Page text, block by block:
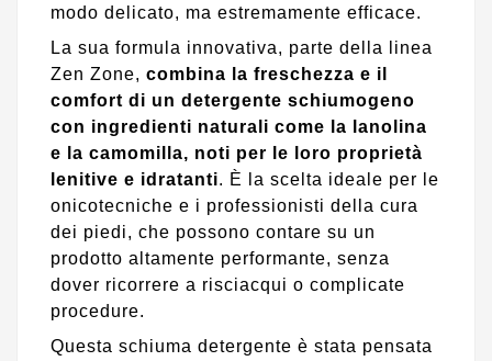
modo delicato, ma estremamente efficace.
La sua formula innovativa, parte della linea
Zen Zone, combina la freschezza e il
comfort di un detergente schiumogeno
con ingredienti naturali come la lanolina
e la camomilla, noti per le loro proprietà
lenitive e idratanti. È la scelta ideale per le
onicotecniche e i professionisti della cura
dei piedi, che possono contare su un
prodotto altamente performante, senza
dover ricorrere a risciacqui o complicate
procedure.
Questa schiuma detergente è stata pensata